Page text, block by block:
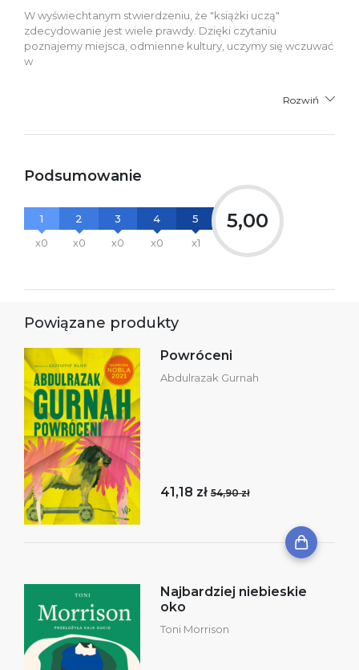
W wyświechtanym stwierdzeniu, że "książki uczą"
zdecydowanie jest wiele prawdy. Dzięki czytaniu
poznajemy miejsca, odmienne kultury, uczymy się wczuwać
w
Rozwiń
Podsumowanie
1
x0
2
x0
3
x0
4
x0
5
x1
5,00
Powiązane produkty
Powróceni
Abdulrazak Gurnah
41,18 zł 54,90 zł
Najbardziej niebieskie
oko
Toni Morrison